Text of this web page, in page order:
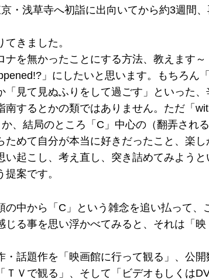
・浅草寺へ初詣に出向いてから約3週間
きました。
を無かったことにする方法、教えます～
」にしたいと思います。もちろん
「見て見ぬふりをして過ごす」といった、
するとかの類ではありません。ただ「
、結局のところ「C」中心の（翻弄される
ためて自分が本当に好きだったこと、楽し
い起こし、考え直し、突き詰めてみようと
案です。
中から「C」という雑念を追い払って、
る事を思い浮かべてみると、それは「映
話題作を「映画館に行って観る」、公開
Ｖで観る」、そして「ビデオもしくは